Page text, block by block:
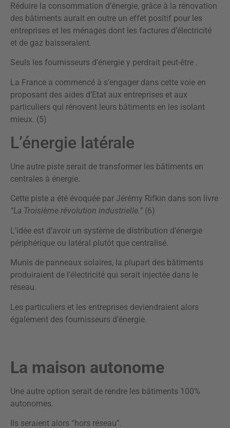
Réduire la consommation d’énergie, grâce à la rénovation
des bâtiments aurait en outre un effet positif pour les
entreprises et les ménages dont les factures d’électricité
et de gaz baisseraient.
Seuls les fournisseurs d’énergie y perdrait peut-être .
La France a commencé à s’engager dans cette voie en
proposant des aides d’Etat aux entreprises et aux
particuliers qui rénovent leurs bâtiments en les isolant
mieux. (5)
L’énergie latérale
Une autre piste serait de transformer les bâtiments en
centrales à énergie.
Cette piste a été évoquée par Jérémy Rifkin dans son livre
“La Troisième révolution industrielle.” (6)
L’idée est d’avoir un système de distribution d’énergie
périphérique ou latéral plutôt que centralisé.
Munis de panneaux solaires, la plupart des bâtiments
produiraient de l’électricité qui serait injectée dans le
réseau.
Les particuliers et les entreprises deviendraient alors
également des fournisseurs d’énergie.
La maison autonome
Une autre option serait de rendre les bâtiments 100%
autonomes.
Ils seraient alors “hors réseau”.